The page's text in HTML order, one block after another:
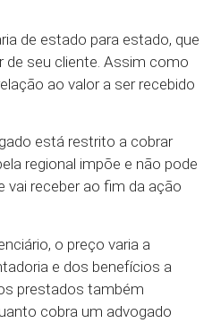
de estado para estado, que
de seu cliente. Assim como
ao valor a ser recebido
está restrito a cobrar
regional impõe e não pode
vai receber ao fim da ação
o preço varia a
e dos benefícios a
prestados também
cobra um advogado